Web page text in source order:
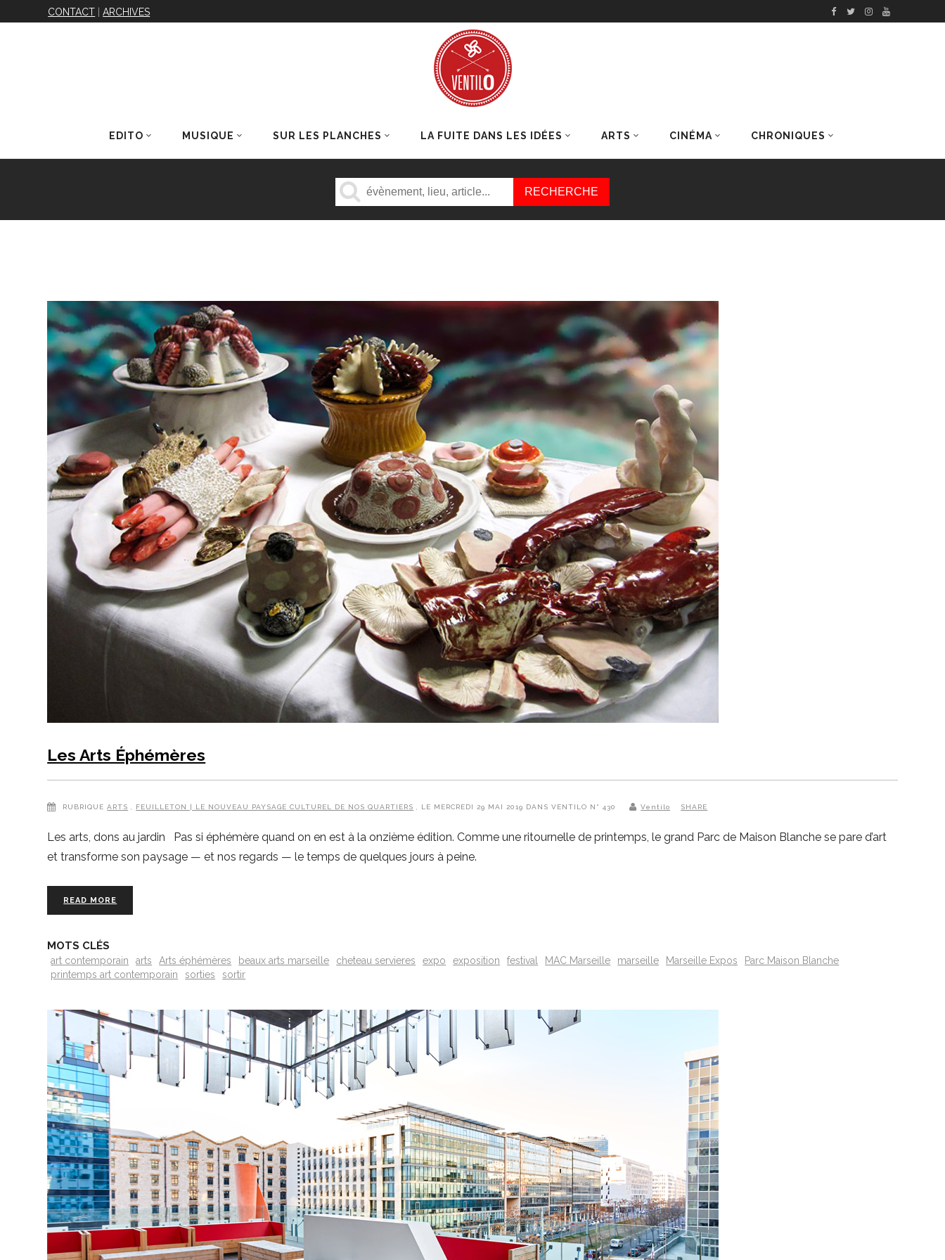
CONTACT |ARCHIVES
EDITO MUSIQUE SUR LES PLANCHES LA FUITE DANS LES IDÉES ARTS CINÉMA CHRONIQUES
DERNIERS ARTICLES
Les Arts Éphémères
RUBRIQUE ARTS FEUILLETON | LE NOUVEAU PAYSAGE CULTUREL DE NOS QUARTIERS , LE MERCREDI 29 MAI 2019 DANS VENTILO N° 430 Ventilo SHARE
Les arts, dons au jardin Pas si éphémère quand on en est à la onzième édition. Comme une ritournelle de printemps, le grand Parc de Maison Blanche se pare d’art
et transforme son paysage — et nos regards — le temps de quelques jours à peine.
READ MORE
MOTS CLÉS
art contemporain arts Arts éphémères beaux arts marseille cheteau servieres expo exposition festival MAC Marseille marseille Marseille Expos
Parc Maison Blanche
printemps art contemporain
sorties sortir